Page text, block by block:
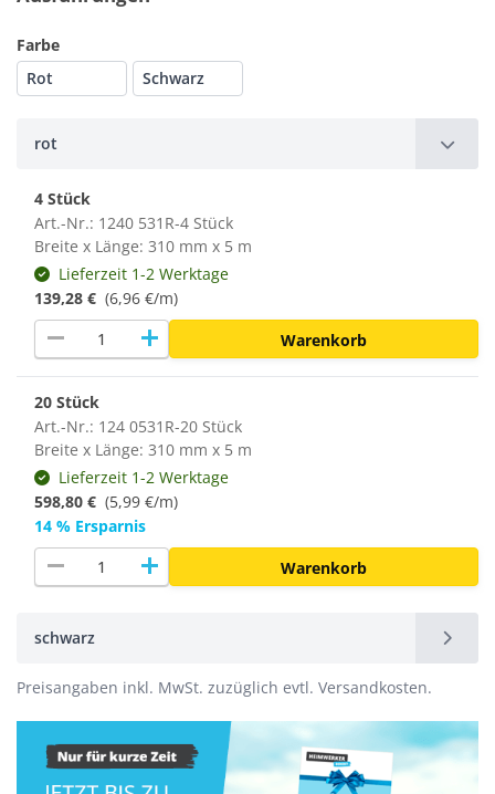
Farbe
Rot
Schwarz
rot
4 Stück
Art.-Nr.: 1240 531R-4 Stück
Breite x Länge: 310 mm x 5 m
Lieferzeit 1-2 Werktage
139,28 € (6,96 €/m)
remove add Warenkorb
20 Stück
Art.-Nr.: 124 0531R-20 Stück
Breite x Länge: 310 mm x 5 m
Lieferzeit 1-2 Werktage
598,80 € (5,99 €/m)
14 % Ersparnis
remove add Warenkorb
schwarz
Preisangaben inkl. MwSt. zuzüglich evtl. Versandkosten.